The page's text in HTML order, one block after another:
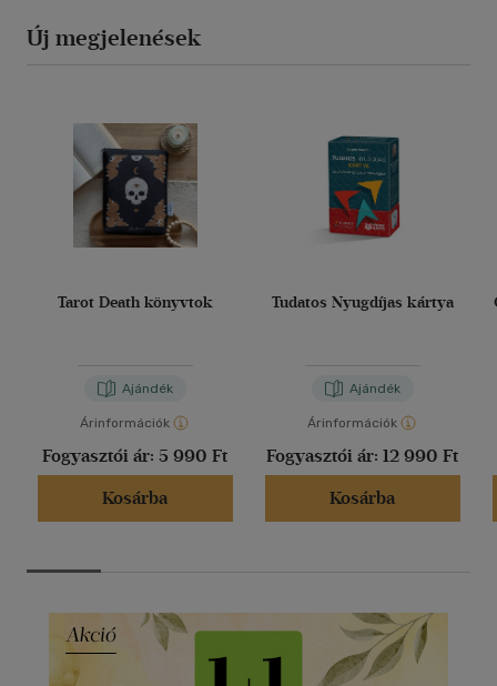
Új megjelenések
Tarot Death könyvtok
Ajándék
Árinformációk
Fogyasztói ár: 5 990 Ft
Kosárba
Tudatos Nyugdíjas kártya
Ajándék
Árinformációk
Fogyasztói ár: 12 990 Ft
Kosárba